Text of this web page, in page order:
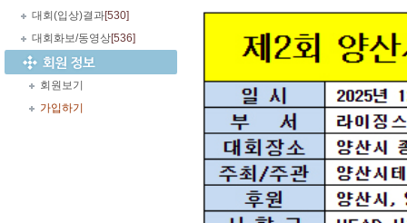
대회(입상)결과[530]
대회화보/동영상[536]
회원보기
가입하기